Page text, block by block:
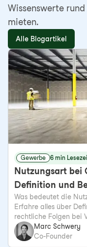
Wissenswerte
mieten.
Alle Blogartikel
Gewerbe 6 min
Nutzungsart bei
Definition und
Was bedeutet die
Erfahre alles über
rechtliche Folgen bei
Marc Schwery
Co-Founder